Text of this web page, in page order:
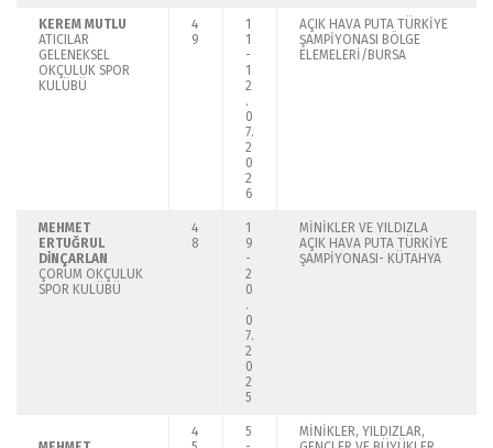
KEREM MUTLU
ATICILAR
GELENEKSEL
OKÇULUK SPOR
KULÜBÜ
4
9
1
1
-
1
2
.
0
7.
2
0
2
6
AÇIK HAVA PUTA TÜRKİYE
ŞAMPİYONASI BÖLGE
ELEMELERİ/BURSA
MEHMET
ERTUĞRUL
DİNÇARLAN
ÇORUM OKÇULUK
SPOR KULÜBÜ
4
8
1
9
-
2
0
.
0
7.
2
0
2
5
MİNİKLER VE YILDIZLA
AÇIK HAVA PUTA TÜRKİYE
ŞAMPİYONASI- KÜTAHYA
4
5
MİNİKLER, YILDIZLAR,